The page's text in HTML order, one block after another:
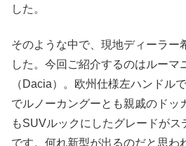
した。
そのような中で、現地ディーラー
した。今回ご紹介するのはルーマ
（Dacia）。欧州仕様左ハンドル
でルノーカングーとも親戚のドッ
もSUVルックにしたグレードが
です。何れ新型が出るのだと思わ